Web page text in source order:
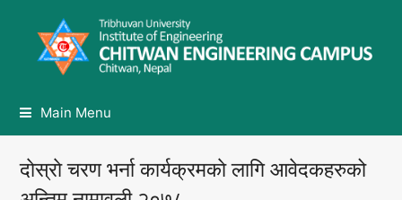
Main Menu
दाेस्राे चरण भर्ना कार्यक्रमकाे लागि आवेदकहरुको